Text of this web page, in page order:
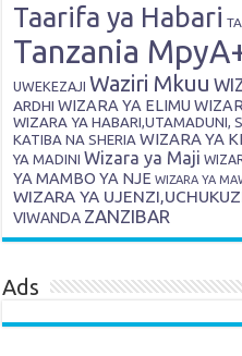
Taarifa ya Habari
Tanzania
UWEKEZAJI Waziri Mkuu
ARDHI WIZARA YA ELIMU
WIZARA YA HABARI,UTAMADUNI,
KATIBA NA SHERIA WIZARA YA
YA MADINI Wizara ya Maji
YA MAMBO YA NJE WIZARA YA
WIZARA YA
VIWANDA ZANZIBAR
Ads